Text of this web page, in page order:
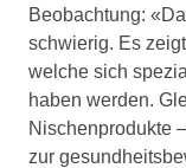
Beobachtung:
schwierig. Es
welche sich
haben werden.
Nischenprodukte
zur